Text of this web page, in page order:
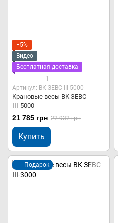
−5%
Видео
Бесплатная доставка
1
Артикул: ВК ЗЕВС ІІІ-5000
Крановые весы ВК ЗЕВС
ІІІ-5000
21 785 грн 22 932 грн
Купить
Подарок